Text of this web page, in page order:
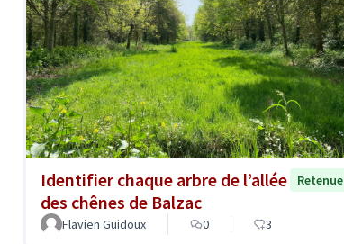
Identifier chaque arbre de l’allée
des chênes de Balzac
Retenue
Flavien Guidoux 0 3